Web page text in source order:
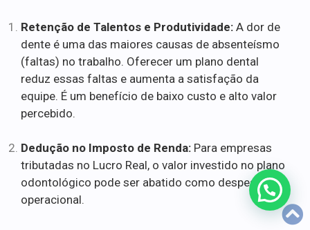
Retenção de Talentos e Produtividade: A dor de
dente é uma das maiores causas de absenteísmo
(faltas) no trabalho. Oferecer um plano dental
reduz essas faltas e aumenta a satisfação da
equipe. É um benefício de baixo custo e alto valor
percebido.
Dedução no Imposto de Renda: Para empresas
tributadas no Lucro Real, o valor investido no plano
odontológico pode ser abatido como despesa
operacional.